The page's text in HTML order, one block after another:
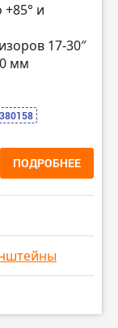
и
17-30″
мм
ПОДРОБНЕЕ